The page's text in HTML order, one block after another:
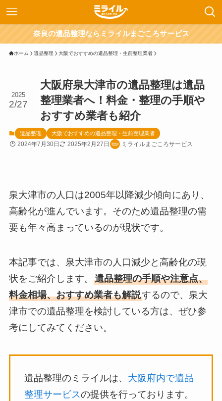
奈良の遺品整理ならミライルまごころサービス
ホーム 遺品整理 大阪でおすすめの遺品整理・生前整理業者
大阪府泉大津市の遺品整理は遺品
整理業者へ！料金・整理の手順や
おすすめ業者も紹介
2025
2/27
遺品整理 大阪でおすすめの遺品整理・生前整理業者
2024年7月30日 2025年2月27日 ミライルまごころサービス
泉大津市の人口は2005年以降減少傾向にあり、
高齢化が進んでいます。そのため遺品整理の需
要も年々高まっているのが現状です。
本記事では、泉大津市の人口減少と高齢化の現
状をご紹介します。 遺品整理の手順や注意点、
料金相場、おすすめ業者も解説するので、泉大
津市での遺品整理を検討している方は、ぜひ参
考にしてみてください。
遺品整理のミライルは、 大阪府内で遺品
整理サービスの提供を行っております。